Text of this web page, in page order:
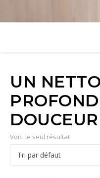
UN
DOUCEUR
Voici le seul résultat